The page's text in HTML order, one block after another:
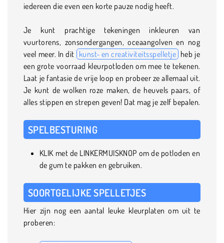
iedereen die even een korte pauze nodig heeft.
Je kunt prachtige tekeningen inkleuren van
vuurtorens, zonsondergangen, oceaangolven en nog
veel meer. In dit kunst- en creativiteitsspelletje heb je
een grote voorraad kleurpotloden om mee te tekenen.
Laat je fantasie de vrije loop en probeer ze allemaal uit.
Je kunt de wolken roze maken, de heuvels paars, of
alles stippen en strepen geven! Dat mag je zelf bepalen.
SPELBESTURING
KLIK met de LINKERMUISKNOP om de potloden en
de gum te pakken en gebruiken.
SOORTGELIJKE SPELLETJES
Hier zijn nog een aantal leuke kleurplaten om uit te
proberen: